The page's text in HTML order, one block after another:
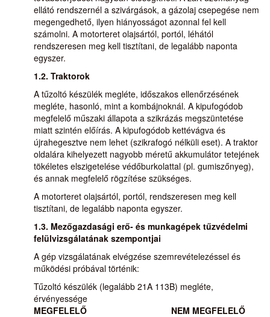
ellátó rendszernél a szivárgások, a gázolaj csepegése nem
megengedhető, ilyen hiányosságot azonnal fel kell
számolni. A motorteret olajsártól, portól, léhától
rendszeresen meg kell tisztítani, de legalább naponta
egyszer.
1.2. Traktorok
A tűzoltó készülék megléte, időszakos ellenőrzésének
megléte, hasonló, mint a kombájnoknál. A kipufogódob
megfelelő műszaki állapota a szikrázás megszüntetése
miatt szintén előírás. A kipufogódob kettévágva és
újrahegesztve nem lehet (szikrafogó nélküli eset). A traktor
oldalára kihelyezett nagyobb méretű akkumulátor tetejének
tökéletes elszigetelése védőburkolattal (pl. gumiszőnyeg),
és annak megfelelő rögzítése szükséges.
A motorteret olajsártól, portól, rendszeresen meg kell
tisztítani, de legalább naponta egyszer.
1.3. Mezőgazdasági erő- és munkagépek tűzvédelmi
felülvizsgálatának szempontjai
A gép vizsgálatának elvégzése szemrevételezéssel és
működési próbával történik:
Tűzoltó készülék (legalább 21A 113B) megléte,
érvényessége
MEGFELELŐ
NEM MEGFELELŐ